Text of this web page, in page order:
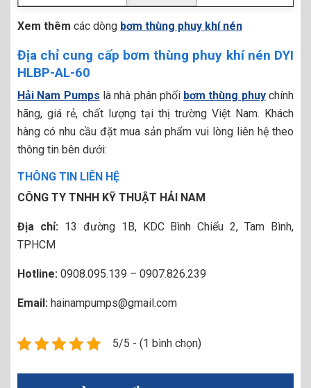
Xem thêm các dòng bơm thùng phuy khí nén
Địa chỉ cung cấp bơm thùng phuy khí nén DYI
HLBP-AL-60
Hải Nam Pumps là nhà phân phối bơm thùng phuy chính
hãng, giá rẻ, chất lượng tại thị trường Việt Nam. Khách
hàng có nhu cầu đặt mua sản phẩm vui lòng liên hệ theo
thông tin bên dưới:
THÔNG TIN LIÊN HỆ
CÔNG TY TNHH KỸ THUẬT HẢI NAM
Địa chỉ:13 đường 1B, KDC Bình Chiểu 2, Tam Bình,
TPHCM
Hotline: 0908.095.139 – 0907.826.239
Email: hainampumps@gmail.com
5/5 - (1 bình chọn)